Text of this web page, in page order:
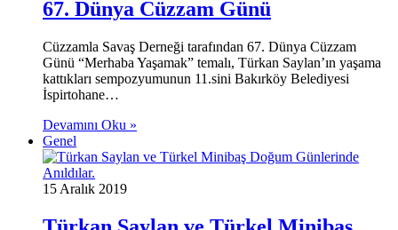
67. Dünya Cüzzam Günü
Cüzzamla Savaş Derneği tarafından 67. Dünya Cüzzam
Günü “Merhaba Yaşamak” temalı, Türkan Saylan’ın yaşama
kattıkları sempozyumunun 11.sini Bakırköy Belediyesi
İspirtohane…
Devamını Oku »
Genel
15 Aralık 2019